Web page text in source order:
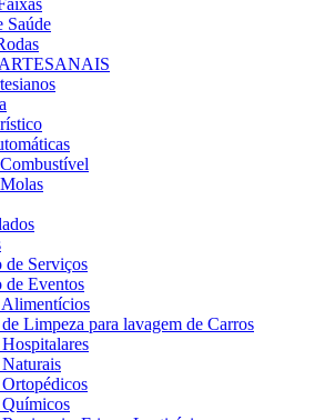
Saúde
de Serviços
de Eventos
Limpeza para lavagem de Carros